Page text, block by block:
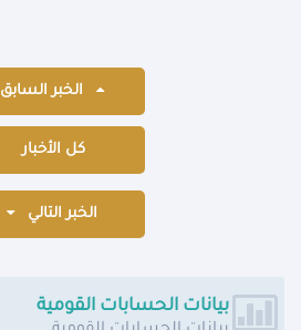
الخبر السابق
كل الأخبار
الخبر التالي
بيانات الحسابات القومية